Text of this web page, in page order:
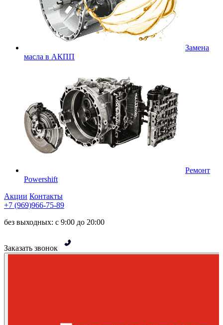
Замена
масла в АКПП
Ремонт
Powershift
Акции Контакты
+7 (969)966-75-89
без выходных: с 9:00 до 20:00
Заказать звонок